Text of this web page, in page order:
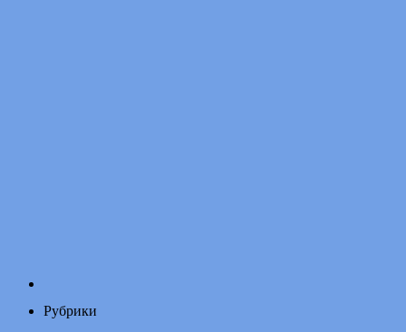
Рубрики